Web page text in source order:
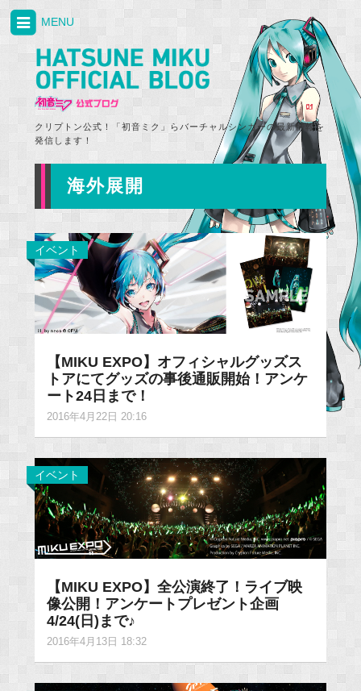
クリプトン公式！「初音ミク」らバーチャルシンガーの最新情報を
発信します！
MENU
海外展開
イベント
【MIKU EXPO】オフィシャルグッズス
トアにてグッズの事後通販開始！アンケ
ート24日まで！
2016年4月22日 20:16
イベント
【MIKU EXPO】全公演終了！ライブ映
像公開！アンケートプレゼント企画
4/24(日)まで♪
2016年4月13日 18:32